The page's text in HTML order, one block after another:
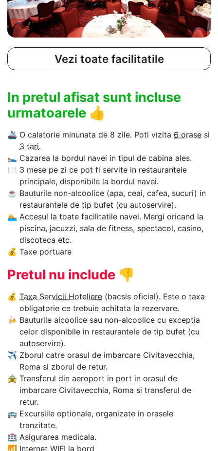
Vezi toate facilitatile
In pretul afisat sunt incluse
urmatoarele 👍
🚢 O calatorie minunata de 8 zile. Poti vizita 6 orase si
3 tari.
🛌 Cazarea la bordul navei in tipul de cabina ales.
🍽 3 mese pe zi ce pot fi servite in restaurantele
principale, disponibile la bordul navei.
☕ Bauturile non-alcoolice (apa, ceai, cafea, sucuri) in
restaurantele de tip bufet (cu autoservire).
🏊‍ Accesul la toate facilitatile navei. Mergi oricand la
piscina, jacuzzi, sala de fitness, spectacol, casino,
discoteca etc.
💰 Taxe portuare
Pretul nu include 👎
💰 Taxa Servicii Hoteliere (bacsis oficial). Este o taxa
obligatorie ce trebuie achitata la rezervare.
🍻 Bauturile alcoolice sau non-alcoolice cu exceptia
celor disponibile in restaurantele de tip bufet (cu
autoservire).
✈ Zborul catre orasul de imbarcare Civitavecchia,
Roma si zborul de retur.
🚖 Transferul din aeroport in port in orasul de
imbarcare Civitavecchia, Roma si transferul de
retur.
🚌 Excursiile optionale, organizate in orasele
tranzitate.
🏥 Asigurarea medicala.
📶 Internet WIFI la bord